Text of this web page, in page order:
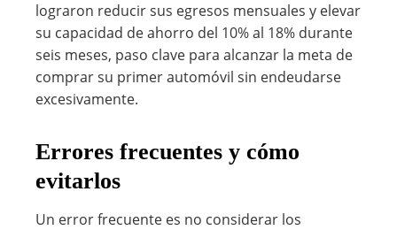
lograron reducir sus egresos mensuales y elevar
su capacidad de ahorro del 10% al 18% durante
seis meses, paso clave para alcanzar la meta de
comprar su primer automóvil sin endeudarse
excesivamente.
Errores frecuentes y cómo
evitarlos
Un error frecuente es no considerar los